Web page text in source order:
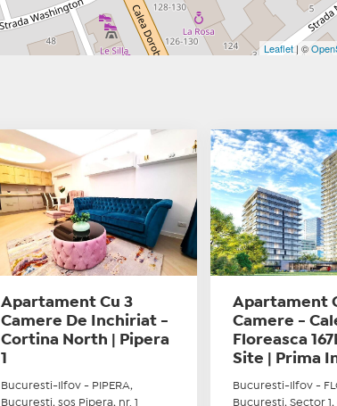
Leaflet| ©
Apartament Cu 3
Camere De Inchiriat -
Cortina North | Pipera
1
Bucuresti-Ilfov - PIPERA,
Bucuresti, șos Pipera, nr. 1
Apartament
Camere -
Floreasca
Site | Prima
Bucuresti-Ilfov -
Bucuresti, Sector 1,